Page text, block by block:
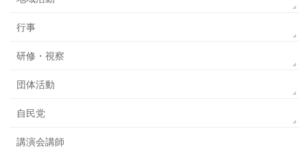
行事
研修・視察
団体活動
自民党
講演会講師